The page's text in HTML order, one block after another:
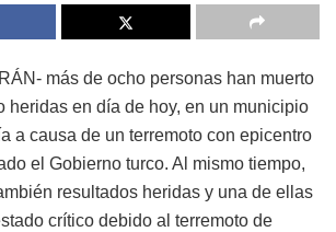
más de ocho personas han muerto
heridas en día de hoy, en un municipio
a causa de un terremoto con epicentro
el Gobierno turco. Al mismo tiempo,
resultados heridas y una de ellas
crítico debido al terremoto de